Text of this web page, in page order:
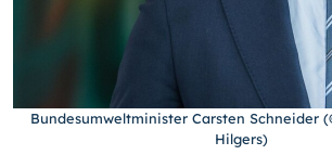
Bundesumweltminister Carsten Schneider
Hilgers)